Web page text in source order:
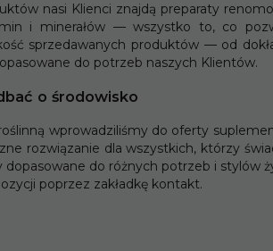
nasi Klienci znajdą preparaty
i minerałów — wszystko to, co
sprzedawanych produktów — od
do potrzeb naszych Klientów.
o środowisko
wprowadziliśmy do oferty
rozwiązanie dla wszystkich, którzy
do różnych potrzeb i stylów
poprzez zakładkę kontakt.